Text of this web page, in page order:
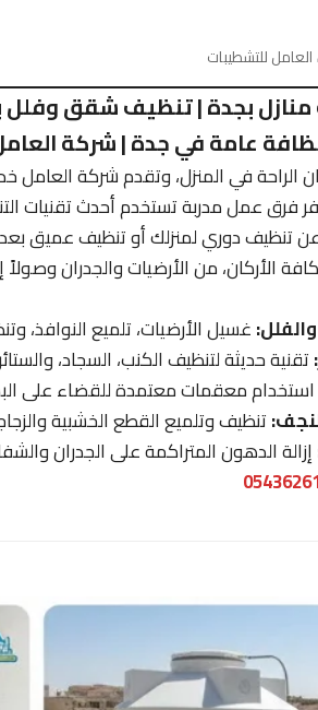
للتشطيبات
بجدة | تنظيف شقق وفلل
عامة في جدة | شركة
الراحة في المنزل، وتقدم شركة
فرق عمل مدربة تستخدم أحدث تقنيات
تنظيف دوري لمنزلك أو تنظيف عميق بعد
الأركان، من الأرضيات والجدران
غسيل الأرضيات، تلميع النوافذ،
تقنية حديثة لتنظيف الكنب، السجاد،
استخدام معقمات معتمدة للقضاء على
تنظيف وتلميع القطع الخشبية
إزالة الدهون المتراكمة على الجدران